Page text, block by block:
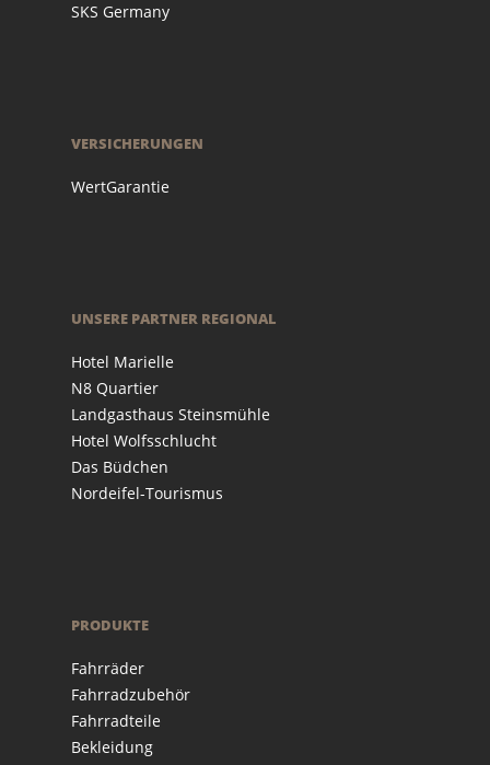
SKS Germany
VERSICHERUNGEN
WertGarantie
UNSERE PARTNER REGIONAL
Hotel Marielle
N8 Quartier
Landgasthaus Steinsmühle
Hotel Wolfsschlucht
Das Büdchen
Nordeifel-Tourismus
PRODUKTE
Fahrräder
Fahrradzubehör
Fahrradteile
Bekleidung